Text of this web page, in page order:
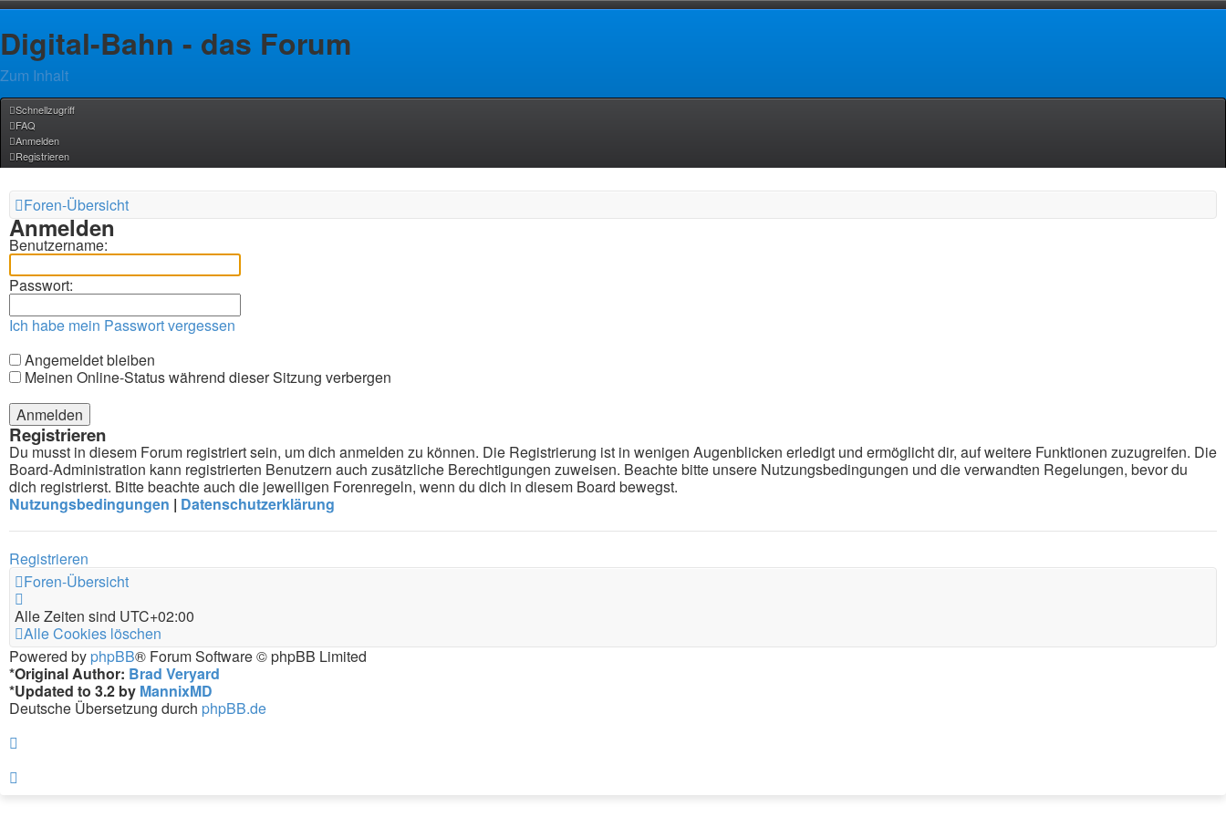
Digital-Bahn - das Forum
Zum Inhalt
Schnellzugriff
FAQ
Anmelden
Registrieren
Foren-Übersicht
Anmelden
Benutzername:
Passwort:
Ich habe mein Passwort vergessen
Angemeldet bleiben
Meinen Online-Status während dieser Sitzung verbergen
Registrieren
Du musst in diesem Forum registriert sein, um dich anmelden zu können. Die Registrierung ist in wenigen Augenblicken erledigt und ermöglicht dir, auf weitere Funktionen zuzugreifen. Die
Board-Administration kann registrierten Benutzern auch zusätzliche Berechtigungen zuweisen. Beachte bitte unsere Nutzungsbedingungen und die verwandten Regelungen, bevor du
dich registrierst. Bitte beachte auch die jeweiligen Forenregeln, wenn du dich in diesem Board bewegst.
Nutzungsbedingungen | Datenschutzerklärung
Registrieren
Foren-Übersicht
Alle Zeiten sind UTC+02:00
Alle Cookies löschen
Powered by phpBB® Forum Software © phpBB Limited
*Original Author: Brad Veryard
*Updated to 3.2 by MannixMD
Deutsche Übersetzung durch phpBB.de